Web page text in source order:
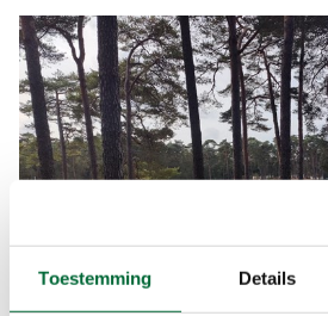
Toestemming Details